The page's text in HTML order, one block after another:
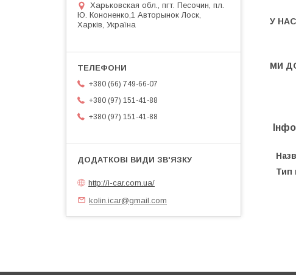
У
МИ
Тип
Харьковская обл., пгт. Песочин, пл.
Ю. Кононенко,1 Авторынок Лоск,
Харків, Україна
+380 (66) 749-66-07
+380 (97) 151-41-88
+380 (97) 151-41-88
http://i-car.com.ua/
kolin.icar@gmail.com